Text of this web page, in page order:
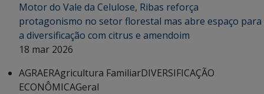
Motor do Vale da Celulose, Ribas reforça
protagonismo no setor florestal mas abre espaço para
a diversificação com citrus e amendoim
18 mar 2026
AGRAERAgricultura FamiliarDIVERSIFICAÇÃO
ECONÔMICAGeral